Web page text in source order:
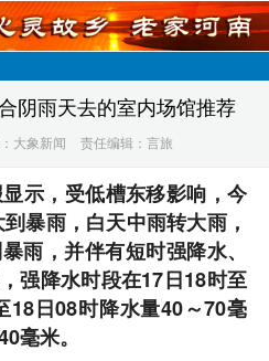
阴雨天去的室内场馆推荐
大象新闻 责任编辑：言旅
示，受低槽东移影响，今
暴雨，白天中雨转大雨，
雨，并伴有短时强降水、
强降水时段在17日18时至
18日08时降水量40～70毫
毫米。